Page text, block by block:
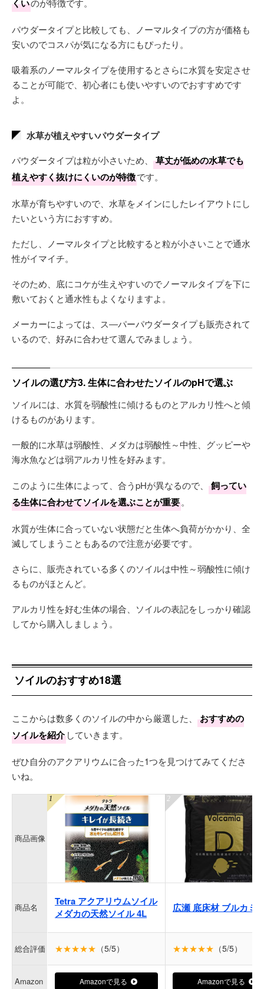
くいのが特徴です。
パウダータイプと比較しても、ノーマルタイプの方が価格も
安いのでコスパが気になる方にもぴったり。
吸着系のノーマルタイプを使用するとさらに水質を安定させ
ることが可能で、初心者にも使いやすいのでおすすめです
よ。
水草が植えやすいパウダータイプ
パウダータイプは粒が小さいため、
草丈が低めの水草でも
植えやすく抜けにくいのが特徴です。
水草が育ちやすいので、水草をメインにしたレイアウトにし
たいという方におすすめ。
ただし、ノーマルタイプと比較すると粒が小さいことで通水
性がイマイチ。
そのため、底にコケが生えやすいのでノーマルタイプを下に
敷いておくと通水性もよくなりますよ。
メーカーによっては、ス―パーパウダータイプも販売されて
いるので、好みに合わせて選んでみましょう。
ソイルの選び方3. 生体に合わせたソイルのpHで選ぶ
ソイルには、水質を弱酸性に傾けるものとアルカリ性へと傾
けるものがあります。
一般的に水草は弱酸性、メダカは弱酸性～中性、グッピーや
海水魚などは弱アルカリ性を好みます。
このように生体によって、合うpHが異なるので、
飼ってい
る生体に合わせてソイルを選ぶことが重要。
水質が生体に合っていない状態だと生体へ負荷がかかり、全
滅してしまうこともあるので注意が必要です。
さらに、販売されている多くのソイルは中性～弱酸性に傾け
るものがほとんど。
アルカリ性を好む生体の場合、ソイルの表記をしっかり確認
してから購入しましょう。
ソイルのおすすめ18選
ここからは数多くのソイルの中から厳選した、
おすすめの
ソイルを紹介 していきます。
ぜひ自分のアクアリウムに合った1つを見つけてみてくださ
いね。
商品画像
商品名
Tetra アクアリウムソイル
メダカの天然ソイル 4L
広瀬 底床材 ブルカミ
総合評価 ★★★★★ （5/5） ★★★★★ （5/5）
Amazon Amazonで見る Amazonで見る